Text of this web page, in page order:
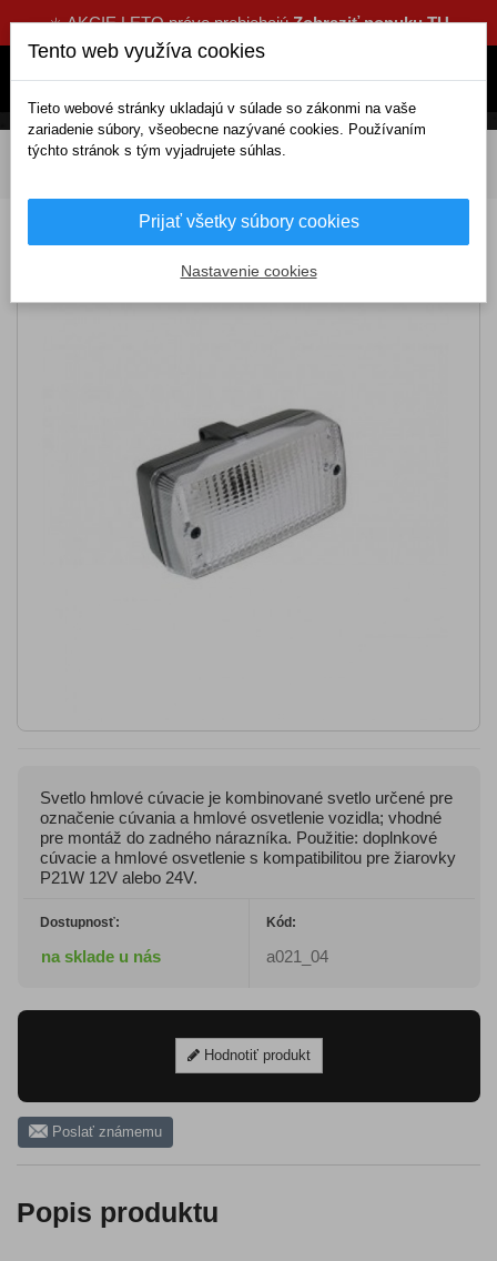
☀️ AKCIE LETO práve prebiehajúZobraziť ponuku TU
DOMOV Elektrické doplnky
Svetlo hmlové cúvacie
Svetlo hmlové cúvacie je kombinované svetlo určené pre
označenie cúvania a hmlové osvetlenie vozidla; vhodné
pre montáž do zadného nárazníka. Použitie: doplnkové
cúvacie a hmlové osvetlenie s kompatibilitou pre žiarovky
P21W 12V alebo 24V.
Dostupnosť:
na sklade u nás
Kód:
a021_04
Hodnotiť produkt
Poslať známemu
Popis produktu
Tento web využíva cookies
Tieto webové stránky ukladajú v súlade so zákonmi na vaše
zariadenie súbory, všeobecne nazývané cookies. Používaním
týchto stránok s tým vyjadrujete súhlas.
Prijať všetky súbory cookies
Nastavenie cookies